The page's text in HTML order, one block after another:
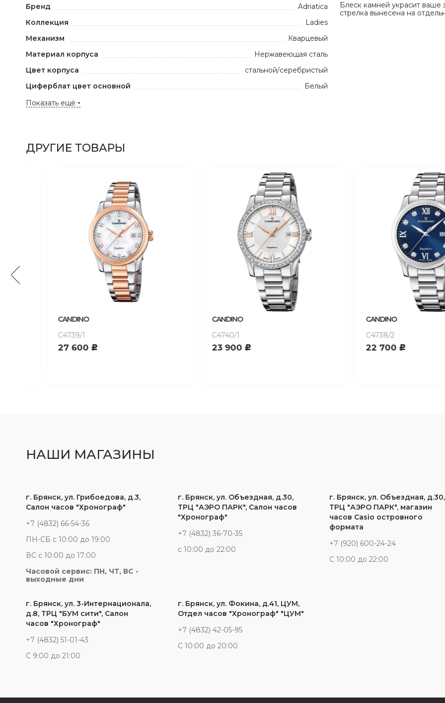
Бренд
Adriatica
Коллекция
Ladies
Механизм
Кварцевый
Материал корпуса
Нержавеющая сталь
Цвет корпуса
стальной/серебристый
Циферблат цвет основной
Белый
Показать ещё
Блеск камней украсит ваше
стрелка вынесена на
ДРУГИЕ ТОВАРЫ
CANDINO
C4739/1
27 600c
CANDINO
C4740/1
23 900c
CANDINO
C4738/2
22 700c
НАШИ МАГАЗИНЫ
г. Брянск, ул. Грибоедова, д.3,
Салон часов "Хронограф"
+7 (4832) 66-54-36
ПН-СБ с 10:00 до 19:00
ВС с 10:00 до 17:00
Часовой сервис: ПН, ЧТ, ВС -
выходные дни
г. Брянск, ул. Объездная, д.30,
ТРЦ "АЭРО ПАРК", Салон часов
"Хронограф"
+7 (4832) 36-70-35
c 10:00 до 22:00
г. Брянск, ул. Объездная, д.30,
ТРЦ "АЭРО ПАРК", магазин
часов Casio островного
формата
+7 (920) 600-24-24
С 10:00 до 22:00
г. Брянск, ул. 3-Интернационала,
д.8, ТРЦ "БУМ сити", Салон
часов "Хронограф"
+7 (4832) 51-01-43
С 9:00 до 21:00
г. Брянск, ул. Фокина, д.41, ЦУМ,
Отдел часов "Хронограф" "ЦУМ"
+7 (4832) 42-05-95
С 10:00 до 20:00